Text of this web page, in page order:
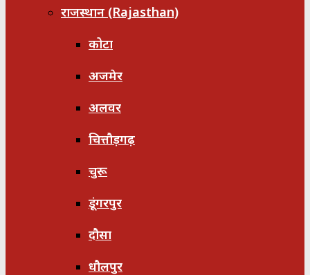
राजस्थान (Rajasthan)
कोटा
अजमेर
अलवर
चित्तौड़गढ़
चुरू
डूंगरपुर
दौसा
धौलपुर